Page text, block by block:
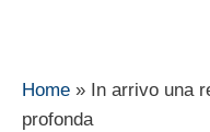
Home » In arrivo una
profonda